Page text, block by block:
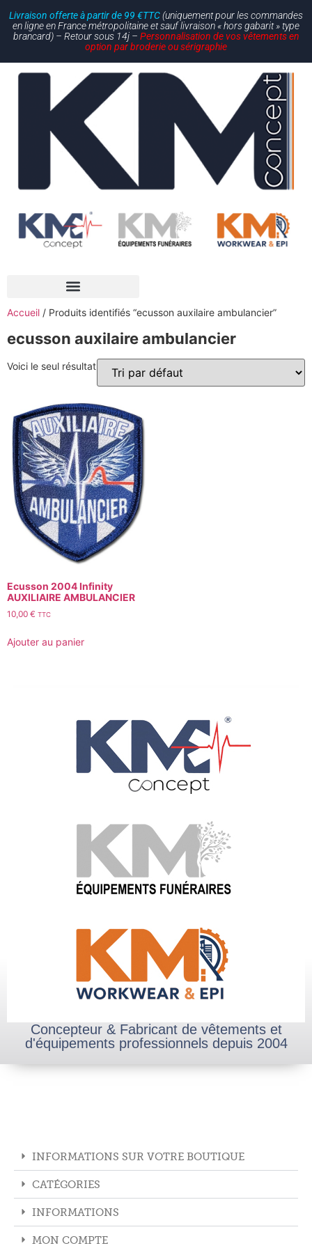
Livraison offerte à partir de 99 €TTC(uniquement pour les commandes
en ligne en France métropolitaine et sauf livraison « hors gabarit » type
brancard) – Retour sous 14j – Personnalisation de vos vêtements en
option par broderie ou sérigraphie
Accueil / Produits identifiés “ecusson auxilaire ambulancier”
ecusson auxilaire ambulancier
Voici le seul résultat
Ecusson 2004 Infinity
AUXILIAIRE AMBULANCIER
10,00 € TTC
Ajouter au panier
Concepteur & Fabricant de vêtements et
d'équipements professionnels depuis 2004
INFORMATIONS SUR VOTRE BOUTIQUE
CATÉGORIES
INFORMATIONS
MON COMPTE